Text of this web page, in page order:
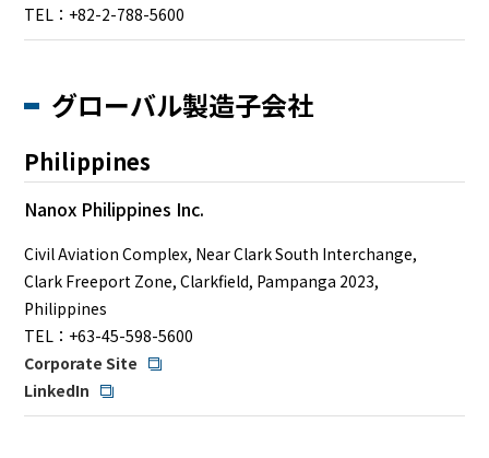
TEL：+82-2-788-5600
グローバル製造子会社
Philippines
Nanox Philippines Inc.
Civil Aviation Complex, Near Clark South Interchange,
Clark Freeport Zone, Clarkfield, Pampanga 2023,
Philippines
TEL：+63-45-598-5600
Corporate Site
LinkedIn